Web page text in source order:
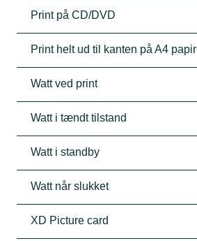
Print på CD/DVD
Print helt ud til kanten på A4 papir
Watt ved print
Watt i tændt tilstand
Watt i standby
Watt når slukket
XD Picture card